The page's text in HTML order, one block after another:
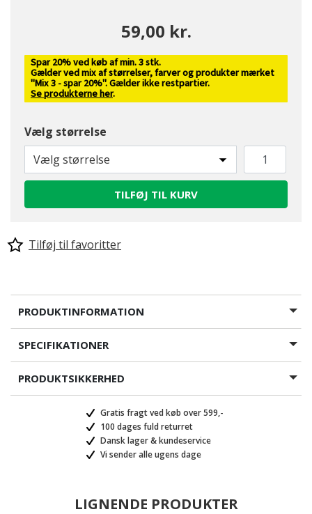
59,00 kr.
Spar 20% ved køb af min. 3 stk.
Gælder ved mix af størrelser, farver og produkter mærket
"Mix 3 - spar 20%". Gælder ikke restpartier.
Se produkterne her.
Vælg størrelse
Vælg størrelse
TILFØJ TIL KURV
Tilføj til favoritter
PRODUKTINFORMATION
SPECIFIKATIONER
PRODUKTSIKKERHED
Gratis fragt ved køb over 599,-
100 dages fuld returret
Dansk lager & kundeservice
Vi sender alle ugens dage
LIGNENDE PRODUKTER